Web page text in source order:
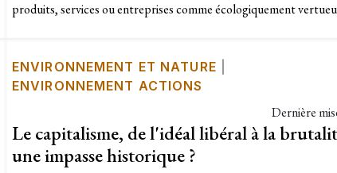
produits, services ou entreprises comme écologiquement
ENVIRONNEMENT ET NATURE
ENVIRONNEMENT ACTIONS
Dernière
Le capitalisme, de l'idéal libéral à la
une impasse historique ?